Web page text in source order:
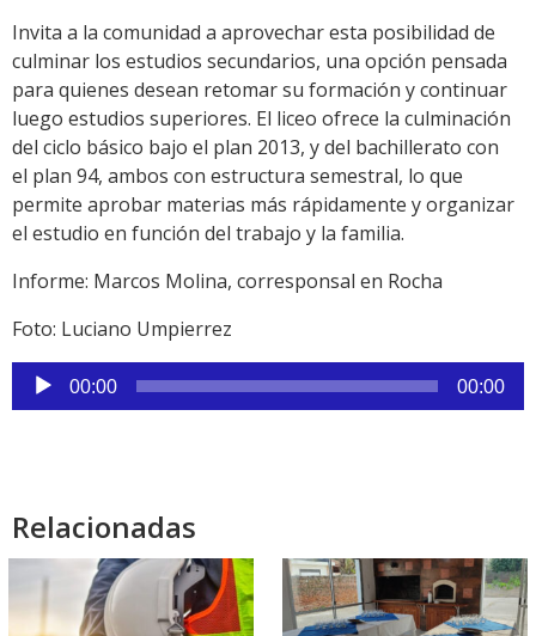
Invita a la comunidad a aprovechar esta posibilidad de
culminar los estudios secundarios, una opción pensada
para quienes desean retomar su formación y continuar
luego estudios superiores. El liceo ofrece la culminación
del ciclo básico bajo el plan 2013, y del bachillerato con
el plan 94, ambos con estructura semestral, lo que
permite aprobar materias más rápidamente y organizar
el estudio en función del trabajo y la familia.
Informe: Marcos Molina, corresponsal en Rocha
Foto: Luciano Umpierrez
Reproductor
de
00:00 00:00
Relacionadas